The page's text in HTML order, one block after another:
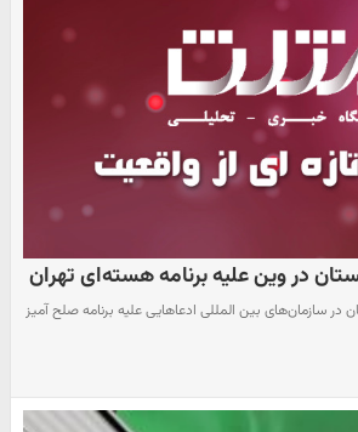
در وین علیه برنامه هسته‌ای تهران
در سازمان‌های بین المللی ادعاهایی علیه برنامه صلح آمیز